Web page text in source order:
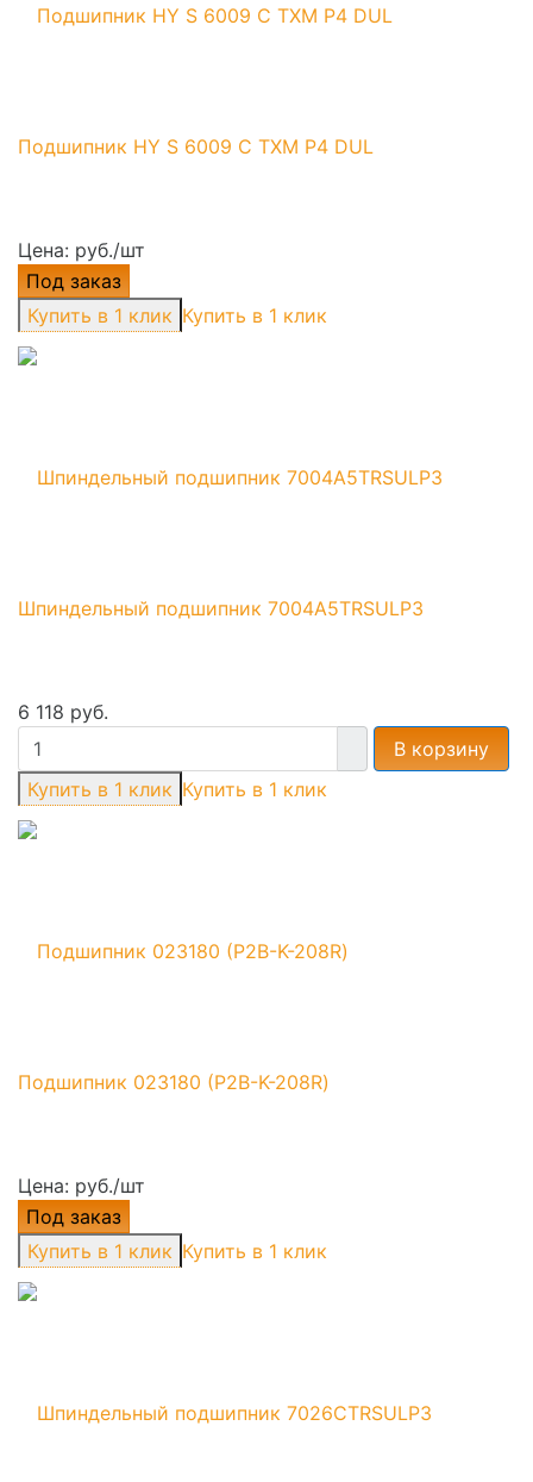
Подшипник HY S 6009 C TXM P4 DUL
Цена: руб./шт
Под заказ
Купить в 1 клик
Шпиндельный подшипник 7004A5TRSULP3
6 118 руб.
В корзину
Купить в 1 клик
Подшипник 023180 (P2B-K-208R)
Цена: руб./шт
Под заказ
Купить в 1 клик